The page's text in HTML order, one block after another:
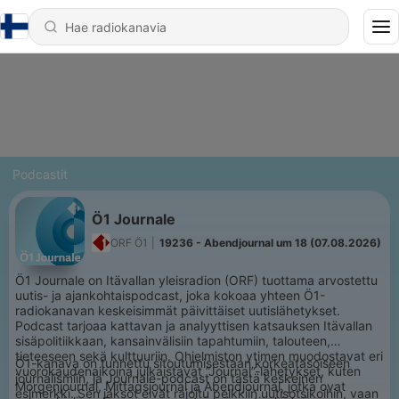
Podcastit
Ö1 Journale
ORF Ö1 19236 - Abendjournal um 18 (07.08.2026)
Ö1 Journale on Itävallan yleisradion (ORF) tuottama arvostettu
uutis- ja ajankohtaispodcast, joka kokoaa yhteen Ö1-
radiokanavan keskeisimmät päivittäiset uutislähetykset.
Podcast tarjoaa kattavan ja analyyttisen katsauksen Itävallan
sisäpolitiikkaan, kansainvälisiin tapahtumiin, talouteen,
tieteeseen sekä kulttuuriin. Ohjelmiston ytimen muodostavat eri
vuorokaudenaikoina julkaistavat ”Journal”-lähetykset, kuten
Morgenjournal, Mittagsjournal ja Abendjournal, jotka ovat
Ö1-kanava on tunnettu sitoutumisestaan korkeatasoiseen
journalismiin, ja Journale-podcast on tästä keskeinen
esimerkki. Sen jaksot eivät rajoitu pelkkiin uutisotsikoihin, vaan